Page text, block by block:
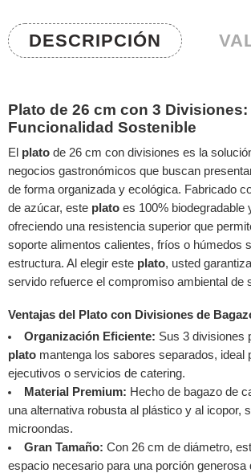
DESCRIPCIÓN
Plato de 26 cm con 3 Divisiones:
Funcionalidad Sostenible
El plato de 26 cm con divisiones es la
negocios gastronómicos que buscan
de forma organizada y ecológica. Fabricado
de azúcar, este plato es 100% biodegradable
ofreciendo una resistencia superior que
soporte alimentos calientes, fríos o húmedos
estructura. Al elegir este plato, usted
servido refuerce el compromiso ambiental de
Ventajas del Plato con Divisiones de
Organización Eficiente: Sus 3 divisiones
plato mantenga los sabores separados, ideal
ejecutivos o servicios de catering.
Material Premium: Hecho de bagazo de
una alternativa robusta al plástico y al icopor,
microondas.
Gran Tamaño: Con 26 cm de diámetro,
espacio necesario para una porción generosa